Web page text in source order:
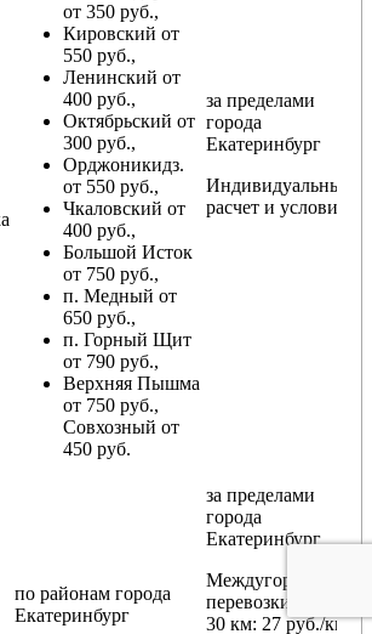
от 350 руб.,
Кировский от
550 руб.,
Ленинский от
400 руб.,
Октябрьский от
300 руб.,
Орджоникидз.
от 550 руб.,
Чкаловский от
400 руб.,
Большой Исток
от 750 руб.,
п. Медный от
650 руб.,
п. Горный Щит
от 790 руб.,
Верхняя Пышма
от 750 руб.,
Совхозный от
450 руб.
за пределами
города
Екатеринбург
Индивидуальный
расчет и условия
по районам города
Екатеринбург
за пределами
города
Екатеринбург
Междугородние
перевозки
30 км: 27 руб./км